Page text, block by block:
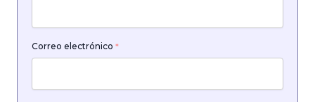
Correo electrónico *